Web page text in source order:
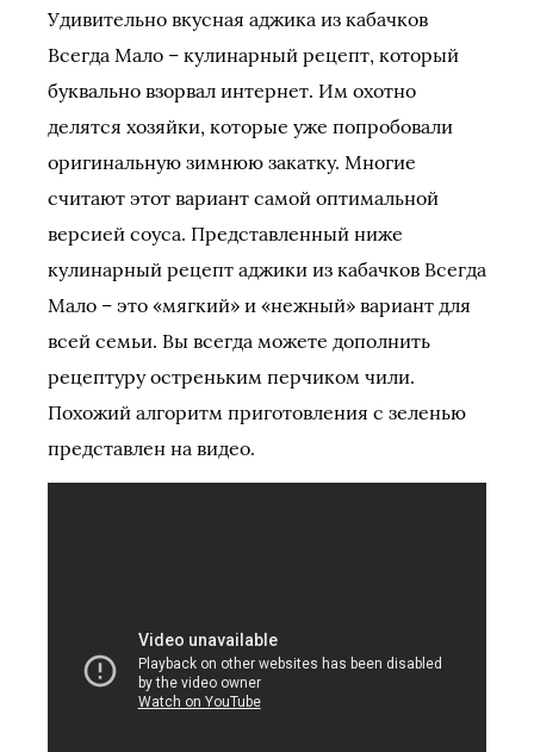
Удивительно вкусная аджика из кабачков
Всегда Мало – кулинарный рецепт, который
буквально взорвал интернет. Им охотно
делятся хозяйки, которые уже попробовали
оригинальную зимнюю закатку. Многие
считают этот вариант самой оптимальной
версией соуса. Представленный ниже
кулинарный рецепт аджики из кабачков Всегда
Мало – это «мягкий» и «нежный» вариант для
всей семьи. Вы всегда можете дополнить
рецептуру остреньким перчиком чили.
Похожий алгоритм приготовления с зеленью
представлен на видео.